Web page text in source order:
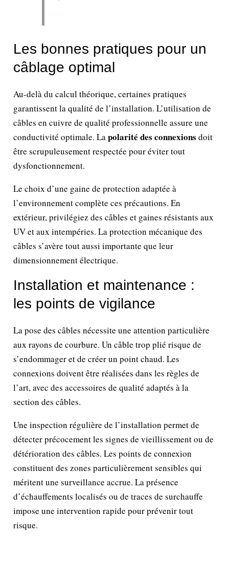
Les bonnes pratiques pour un
câblage optimal
Au-delà du calcul théorique, certaines pratiques
garantissent la qualité de l’installation. L’utilisation de
câbles en cuivre de qualité professionnelle assure une
conductivité optimale. Lapolarité des connexions doit
être scrupuleusement respectée pour éviter tout
dysfonctionnement.
Le choix d’une gaine de protection adaptée à
l’environnement complète ces précautions. En
extérieur, privilégiez des câbles et gaines résistants aux
UV et aux intempéries. La protection mécanique des
câbles s’avère tout aussi importante que leur
dimensionnement électrique.
Installation et maintenance :
les points de vigilance
La pose des câbles nécessite une attention particulière
aux rayons de courbure. Un câble trop plié risque de
s’endommager et de créer un point chaud. Les
connexions doivent être réalisées dans les règles de
l’art, avec des accessoires de qualité adaptés à la
section des câbles.
Une inspection régulière de l’installation permet de
détecter précocement les signes de vieillissement ou de
détérioration des câbles. Les points de connexion
constituent des zones particulièrement sensibles qui
méritent une surveillance accrue. La présence
d’échauffements localisés ou de traces de surchauffe
impose une intervention rapide pour prévenir tout
risque.